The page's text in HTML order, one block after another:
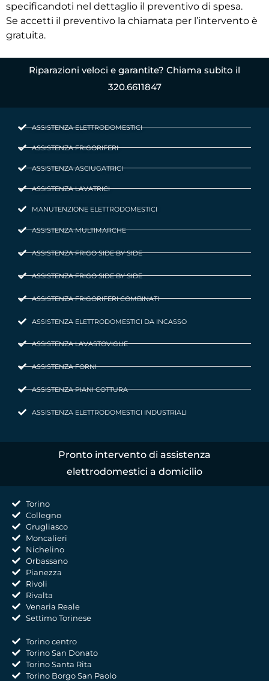
specificandoti nel dettaglio il preventivo di spesa.
Se accetti il preventivo la chiamata per l’intervento è
gratuita.
Riparazioni veloci e garantite? Chiama subito il
320.6611847
ASSISTENZA ELETTRODOMESTICI
ASSISTENZA FRIGORIFERI
ASSISTENZA ASCIUGATRICI
ASSISTENZA LAVATRICI
MANUTENZIONE ELETTRODOMESTICI
ASSISTENZA MULTIMARCHE
ASSISTENZA FRIGO SIDE BY SIDE
ASSISTENZA FRIGO SIDE BY SIDE
ASSISTENZA FRIGORIFERI COMBINATI
ASSISTENZA ELETTRODOMESTICI DA INCASSO
ASSISTENZA LAVASTOVIGLIE
ASSISTENZA FORNI
ASSISTENZA PIANI COTTURA
ASSISTENZA ELETTRODOMESTICI INDUSTRIALI
Pronto intervento di assistenza
elettrodomestici a domicilio
Torino
Collegno
Grugliasco
Moncalieri
Nichelino
Orbassano
Pianezza
Rivoli
Rivalta
Venaria Reale
Settimo Torinese
Torino centro
Torino San Donato
Torino Santa Rita
Torino Borgo San Paolo